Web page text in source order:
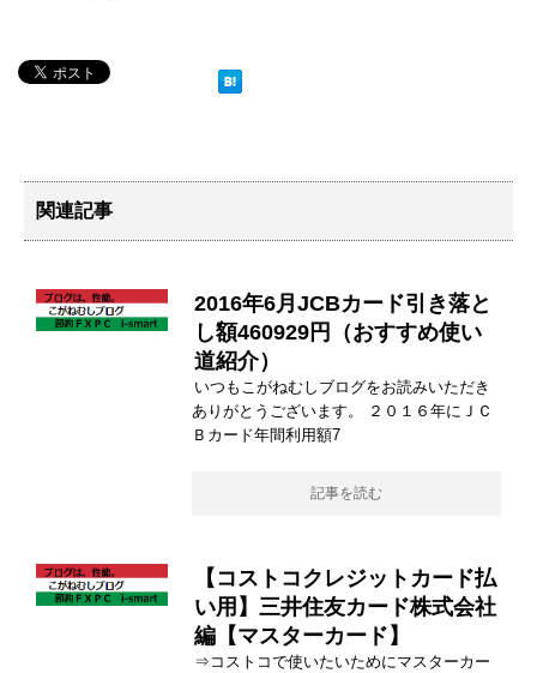
関連記事
2016年6月JCBカード引き落と
し額460929円（おすすめ使い
道紹介）
いつもこがねむしブログをお読みいただき
ありがとうございます。 ２０１６年にＪＣ
Ｂカード年間利用額7
記事を読む
【コストコクレジットカード払
い用】三井住友カード株式会社
編【マスターカード】
⇒コストコで使いたいためにマスターカー